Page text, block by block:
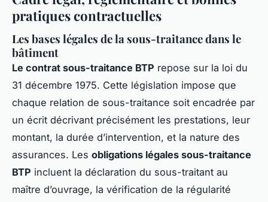
pratiques contractuelles
Les bases légales de la sous-traitance dans le
bâtiment
Le contrat sous-traitance BTP repose sur la loi du
31 décembre 1975. Cette législation impose que
chaque relation de sous-traitance soit encadrée par
un écrit décrivant précisément les prestations, leur
montant, la durée d’intervention, et la nature des
assurances. Les obligations légales sous-traitance
BTP incluent la déclaration du sous-traitant au
maître d’ouvrage, la vérification de la régularité